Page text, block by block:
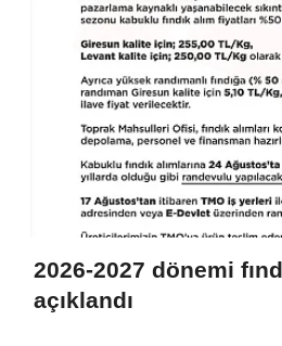
2026-2027 dönemi
açıklandı